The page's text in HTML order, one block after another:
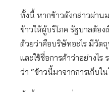
ทั้งนี้ หากข้าวดังกล่าวผ่าน
ข้าวให้ผู้บริโภค รัฐบาลต้อ
ด้วยว่าคือบริษัทอะไร มีวัตถุ
และใช้ชื่อการค้าว่าอย่างไร
ว่า “ข้าวนี้มาจากการเก็บใน